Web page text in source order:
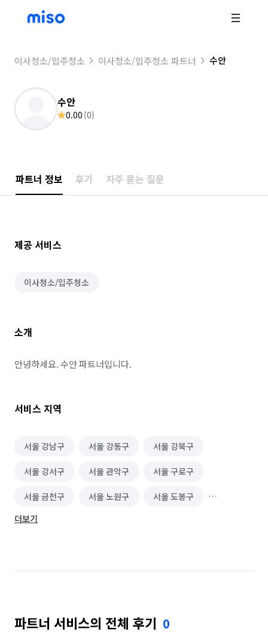
이사청소/입주청소 이사청소/입주청소 파트너 수안
수안
0.00 (0)
파트너 정보 후기 자주 묻는 질문
제공 서비스
이사청소/입주청소
소개
안녕하세요. 수안 파트너입니다.
서비스 지역
서울 강남구 서울 강동구 서울 강북구
서울 강서구 서울 관악구 서울 구로구
서울 금천구 서울 노원구 서울 도봉구
서울 동대문구
더보기
파트너 서비스의 전체 후기 0